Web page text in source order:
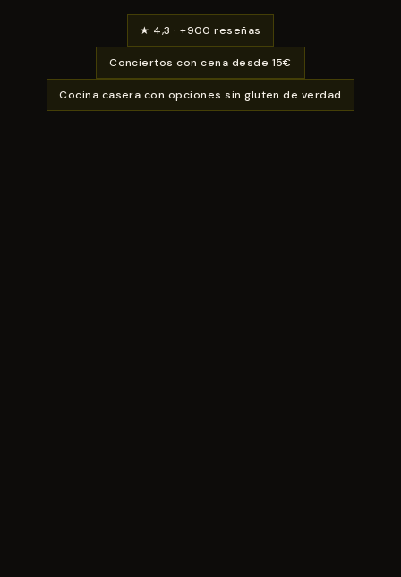
★ 4,3 · +900 reseñas
Conciertos con cena desde 15€
Cocina casera con opciones sin gluten de verdad